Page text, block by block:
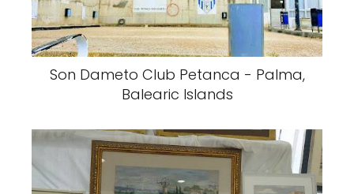
Son Dameto Club Petanca - Palma,
Balearic Islands